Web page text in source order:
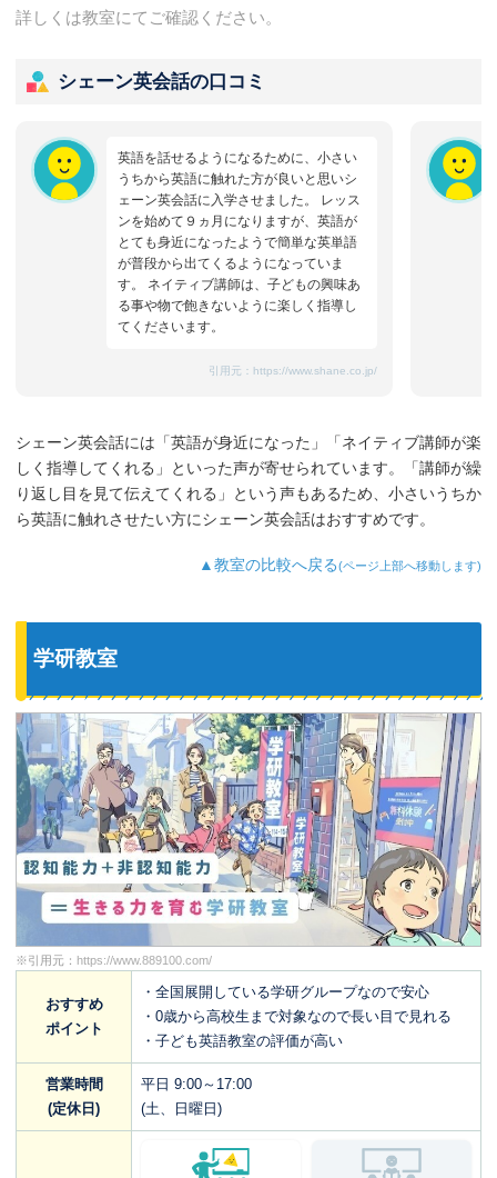
詳しくは教室にてご確認ください。
シェーン英会話の口コミ
英語を話せるようになるために、小さい
うちから英語に触れた方が良いと思いシ
ェーン英会話に入学させました。 レッス
ンを始めて９ヵ月になりますが、英語が
とても身近になったようで簡単な英単語
が普段から出てくるようになっていま
す。 ネイティブ講師は、子どもの興味あ
る事や物で飽きないように楽しく指導し
てくださいます。
引用元： https://www.shane.co.jp/
シェーン英会話には「英語が身近になった」「ネイティブ講師が楽
しく指導してくれる」といった声が寄せられています。「講師が繰
り返し目を見て伝えてくれる」という声もあるため、小さいうちか
ら英語に触れさせたい方にシェーン英会話はおすすめです。
▲教室の比較へ戻る(ページ上部へ移動します)
学研教室
※引用元： https://www.889100.com/
おすすめ
ポイント
・全国展開している学研グループなので安心
・0歳から高校生まで対象なので長い目で見れる
・子ども英語教室の評価が高い
営業時間
(定休日)
平日 9:00～17:00
(土、日曜日)